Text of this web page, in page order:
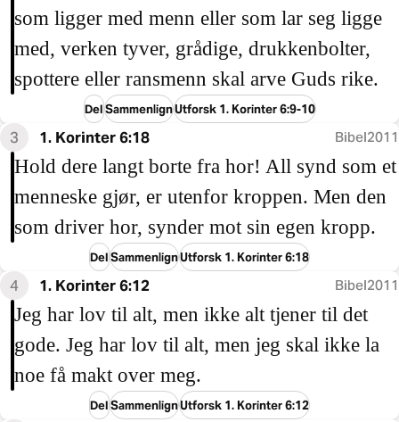
som ligger med menn eller som lar seg ligge
med, verken tyver, grådige, drukkenbolter,
spottere eller ransmenn skal arve Guds rike.
DelSammenlignUtforsk 1. Korinter 6:9-10
3 1. Korinter 6:18 Bibel2011
Hold dere langt borte fra hor! All synd som et
menneske gjør, er utenfor kroppen. Men den
som driver hor, synder mot sin egen kropp.
DelSammenlignUtforsk 1. Korinter 6:18
4 1. Korinter 6:12 Bibel2011
Jeg har lov til alt, men ikke alt tjener til det
gode. Jeg har lov til alt, men jeg skal ikke la
noe få makt over meg.
DelSammenlignUtforsk 1. Korinter 6:12